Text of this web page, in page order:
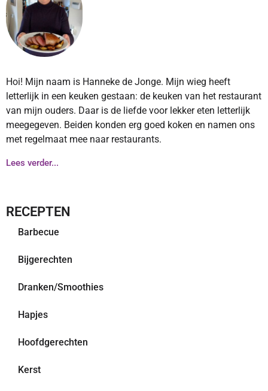
Hoi! Mijn naam is Hanneke de Jonge. Mijn wieg heeft
letterlijk in een keuken gestaan: de keuken van het restaurant
van mijn ouders. Daar is de liefde voor lekker eten letterlijk
meegegeven. Beiden konden erg goed koken en namen ons
met regelmaat mee naar restaurants.
Lees verder...
RECEPTEN
Barbecue
Bijgerechten
Dranken/Smoothies
Hapjes
Hoofdgerechten
Kerst